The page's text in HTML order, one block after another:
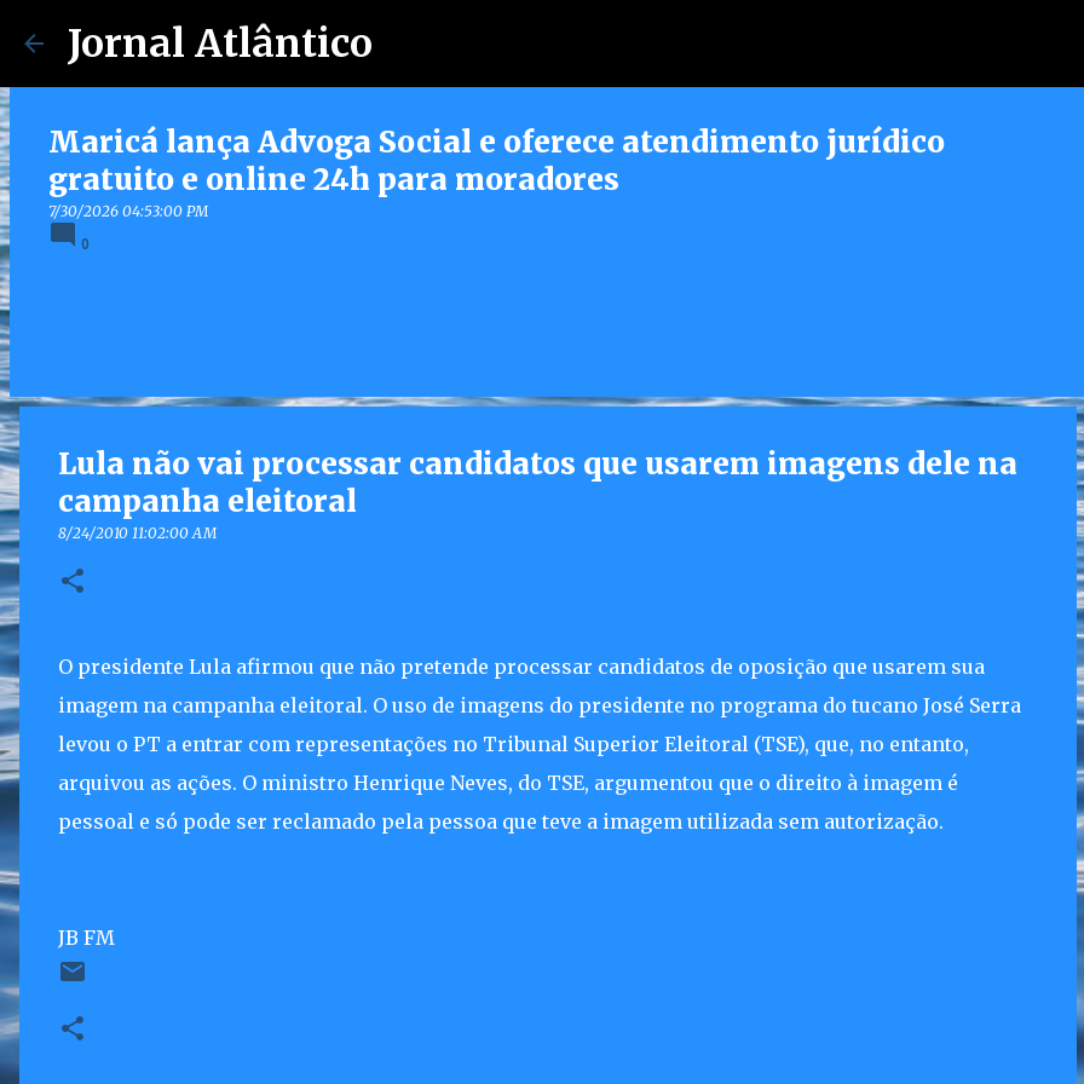
Jornal Atlântico
Maricá lança Advoga Social e oferece atendimento jurídico
gratuito e online 24h para moradores
7/30/2026 04:53:00 PM
0
Lula não vai processar candidatos que usarem imagens dele na
campanha eleitoral
8/24/2010 11:02:00 AM
O presidente Lula afirmou que não pretende processar candidatos de oposição que usarem sua
imagem na campanha eleitoral. O uso de imagens do presidente no programa do tucano José Serra
levou o PT a entrar com representações no Tribunal Superior Eleitoral (TSE), que, no entanto,
arquivou as ações. O ministro Henrique Neves, do TSE, argumentou que o direito à imagem é
pessoal e só pode ser reclamado pela pessoa que teve a imagem utilizada sem autorização.
JB FM